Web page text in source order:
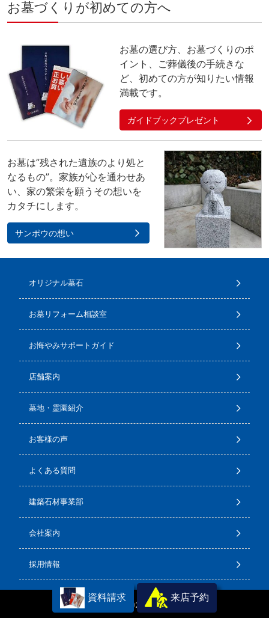
お墓づくりが初めての方へ
お墓の選び方、お墓づくりのポ
イント、ご葬儀後の手続きな
ど、初めての方が知りたい情報
満載です。
ガイドブックプレゼント
お墓は”残された遺族のより処と
なるもの”。家族が心を通わせあ
い、家の繁栄を願うその想いを
カタチにします。
サンポウの想い
オリジナル墓石
お墓リフォーム相談室
お悔やみサポートガイド
店舗案内
墓地・霊園紹介
お客様の声
よくある質問
建築石材事業部
会社案内
採用情報
Copyright(C) 2026石のサンポウ
資料請求 来店予約